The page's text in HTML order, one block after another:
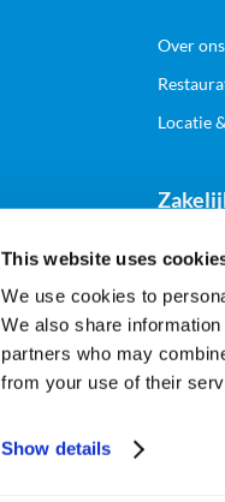
This website uses
We use cookies to
We also share
partners who may
from your use of their
Show details
Over ons
Locatie